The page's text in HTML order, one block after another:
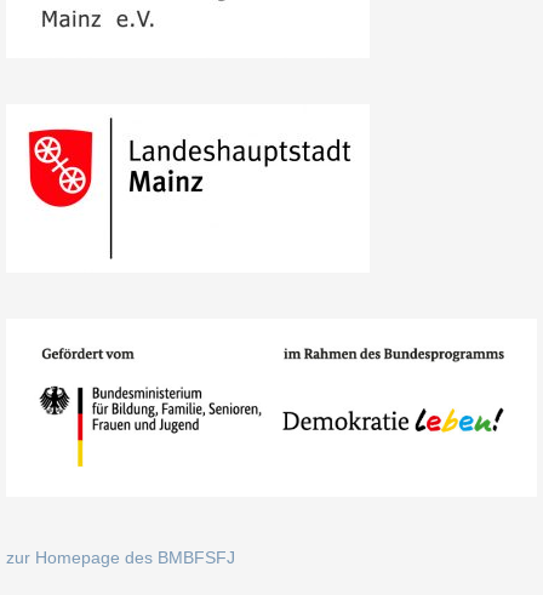
zur Homepage des BMBFSFJ